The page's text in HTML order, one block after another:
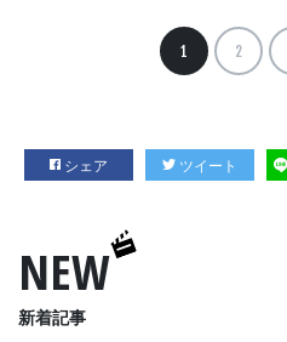
1 2
シェア ツイート
NEW
新着記事